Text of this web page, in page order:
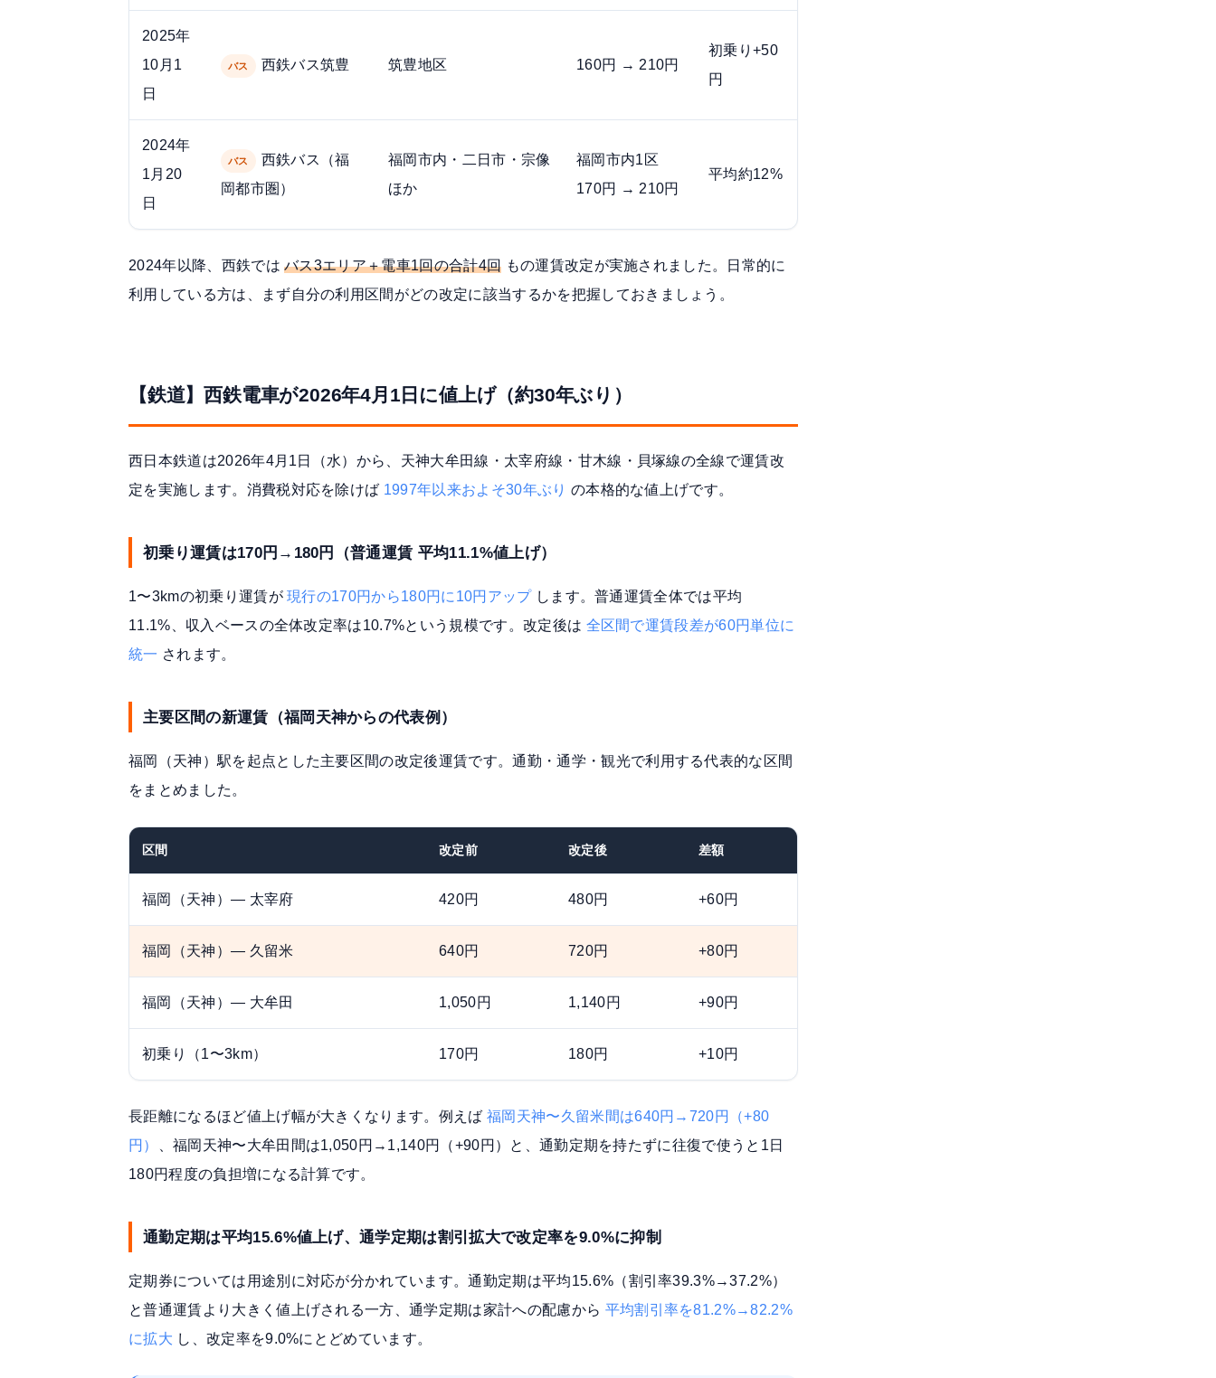
2025年
10月1
日
バス 西鉄バス筑豊 筑豊地区 160円 → 210円
初乗り+50
円
2024年
1月20
日
バス
西鉄バス（福
岡都市圏）
福岡市内・二日市・宗像
ほか
福岡市内1区
170円 → 210円
平均約12%
2024年以降、西鉄ではバス3エリア＋電車1回の合計4回 もの運賃改定が実施されました。日常的に
利用している方は、まず自分の利用区間がどの改定に該当するかを把握しておきましょう。
【鉄道】西鉄電車が2026年4月1日に値上げ（約30年ぶり）
西日本鉄道は2026年4月1日（水）から、天神大牟田線・太宰府線・甘木線・貝塚線の全線で運賃改
定を実施します。消費税対応を除けば 1997年以来およそ30年ぶり の本格的な値上げです。
初乗り運賃は170円→180円（普通運賃 平均11.1%値上げ）
1〜3kmの初乗り運賃が現行の170円から180円に10円アップします。普通運賃全体では平均
11.1%、収入ベースの全体改定率は10.7%という規模です。改定後は 全区間で運賃段差が60円単位に
統一 されます。
主要区間の新運賃（福岡天神からの代表例）
福岡（天神）駅を起点とした主要区間の改定後運賃です。通勤・通学・観光で利用する代表的な区間
をまとめました。
区間 改定前 改定後 差額
福岡（天神）― 太宰府 420円 480円 +60円
福岡（天神）― 久留米 640円 720円 +80円
福岡（天神）― 大牟田 1,050円 1,140円 +90円
初乗り（1〜3km） 170円 180円 +10円
長距離になるほど値上げ幅が大きくなります。例えば 福岡天神〜久留米間は640円→720円（+80
円）
、福岡天神〜大牟田間は1,050円→1,140円（+90円）と、通勤定期を持たずに往復で使うと1日
180円程度の負担増になる計算です。
通勤定期は平均15.6%値上げ、通学定期は割引拡大で改定率を9.0%に抑制
定期券については用途別に対応が分かれています。通勤定期は平均15.6%（割引率39.3%→37.2%）
と普通運賃より大きく値上げされる一方、通学定期は家計への配慮から 平均割引率を81.2%→82.2%
に拡大 し、改定率を9.0%にとどめています。